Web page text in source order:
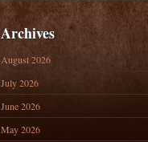
Archives
August 2026
July 2026
June 2026
May 2026